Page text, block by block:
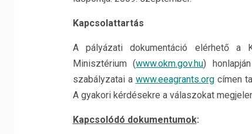
Kapcsolattartás
A pályázati dokumentáció elérhető a
Minisztérium (www.okm.gov.hu)
szabályzatai a www.eeagrants.orgcímen
A gyakori kérdésekre a válaszokat
Kapcsolódó dokumentumok: